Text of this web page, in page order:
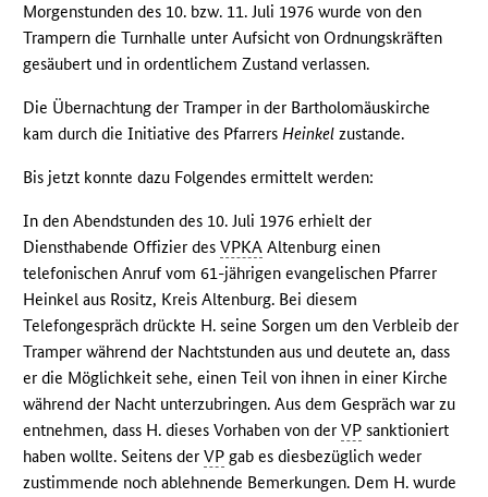
Morgenstunden des 10. bzw. 11. Juli 1976 wurde von den
Trampern die Turnhalle unter Aufsicht von Ordnungskräften
gesäubert und in ordentlichem Zustand verlassen.
Die Übernachtung der Tramper in der Bartholomäuskirche
kam durch die Initiative des PfarrersHeinkel zustande.
Bis jetzt konnte dazu Folgendes ermittelt werden:
In den Abendstunden des 10. Juli 1976 erhielt der
Diensthabende Offizier desVPKA Altenburg einen
telefonischen Anruf vom 61-jährigen evangelischen Pfarrer
Heinkel aus Rositz, Kreis Altenburg. Bei diesem
Telefongespräch drückte H. seine Sorgen um den Verbleib der
Tramper während der Nachtstunden aus und deutete an, dass
er die Möglichkeit sehe, einen Teil von ihnen in einer Kirche
während der Nacht unterzubringen. Aus dem Gespräch war zu
entnehmen, dass H. dieses Vorhaben von derVP sanktioniert
haben wollte. Seitens derVP gab es diesbezüglich weder
zustimmende noch ablehnende Bemerkungen. Dem H. wurde